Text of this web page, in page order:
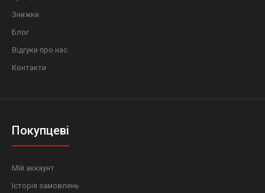
Знижки
Блог
Відгуки про нас
Контакти
Покупцеві
Мій аккаунт
Історія замовлень